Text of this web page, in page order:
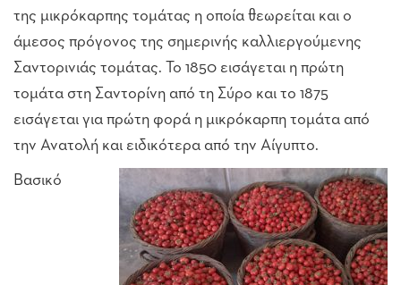
της μικρόκαρπης τομάτας η οποία θεωρείται και ο
άμεσος πρόγονος της σημερινής καλλιεργούμενης
Σαντορινιάς τομάτας. Το 1850 εισάγεται η πρώτη
τομάτα στη Σαντορίνη από τη Σύρο και το 1875
εισάγεται για πρώτη φορά η μικρόκαρπη τομάτα από
την Ανατολή και ειδικότερα από την Αίγυπτο.
Βασικό